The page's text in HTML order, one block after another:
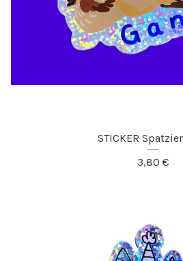
STICKER
3,80 €